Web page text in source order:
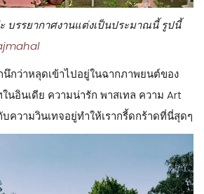
บรรยากาศงานแต่งเป็นประมาณนี้ รูปนี้
นึกว่าหลุดเข้าไปอยู่ในฉากภาพยนต์ของ
นอินเดีย ความน่ารัก พาสเทล ความ Art
วามวินเทจอยู่ทำให้เรากรี้ดกร้าดที่นี่สุดๆ